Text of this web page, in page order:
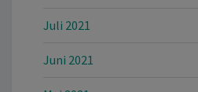
Juli 2021
Juni 2021